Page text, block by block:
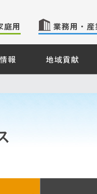
庭用
さま − TOP
ス
業務用・産
務用・産業用のお客
報 地域貢献